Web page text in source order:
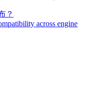
？
across engine